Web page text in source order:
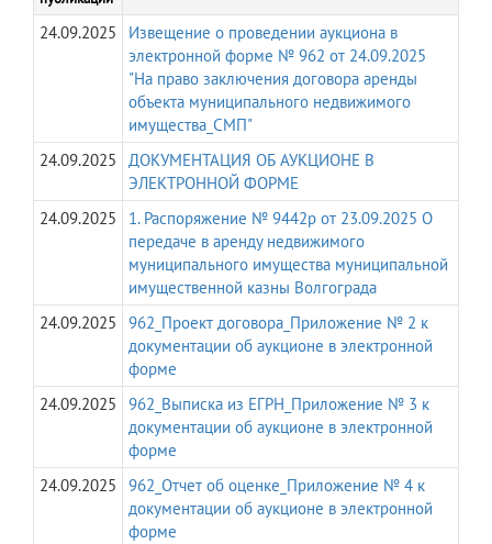
24.09.2025
Извещение о проведении аукциона в
электронной форме № 962 от 24.09.2025
"На право заключения договора аренды
объекта муниципального недвижимого
имущества_СМП"
24.09.2025
ДОКУМЕНТАЦИЯ ОБ АУКЦИОНЕ В
ЭЛЕКТРОННОЙ ФОРМЕ
24.09.2025
1. Распоряжение № 9442р от 23.09.2025 О
передаче в аренду недвижимого
муниципального имущества муниципальной
имущественной казны Волгограда
24.09.2025
962_Проект договора_Приложение № 2 к
документации об аукционе в электронной
форме
24.09.2025
962_Выписка из ЕГРН_Приложение № 3 к
документации об аукционе в электронной
форме
24.09.2025
962_Отчет об оценке_Приложение № 4 к
документации об аукционе в электронной
форме